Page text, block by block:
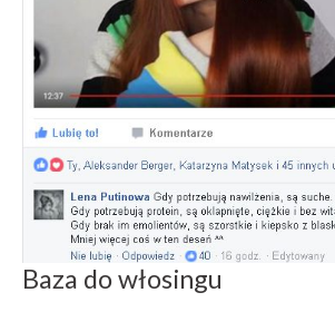
Baza do włosingu